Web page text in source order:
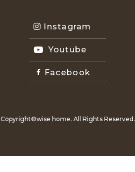
Instagram
Youtube
Facebook
Copyright©wise home. All Rights Reserved.